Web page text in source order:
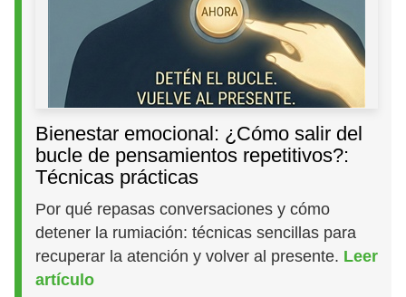
Bienestar emocional: ¿Cómo salir del
bucle de pensamientos repetitivos?:
Técnicas prácticas
Por qué repasas conversaciones y cómo
detener la rumiación: técnicas sencillas para
recuperar la atención y volver al presente. Leer
artículo